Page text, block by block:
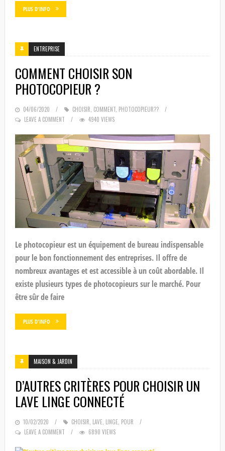
PLUS D'INFO
ENTREPRISE
COMMENT CHOISIR SON
PHOTOCOPIEUR ?
POSTED
ON
04/06/2020 CHOISIR COMMENT, PHOTOCOPIEUR??
LEAVE A COMMENT
4940 VIEWS
Le photocopieur est un équipement de bureau indispensable
pour le bon fonctionnement des entreprises. Il offre de
nombreux avantages et est accessible à un coût abordable. Il
existe plusieurs types de photocopieurs sur le marché. Pour
être sûr de faire
PLUS D'INFO
MAISON & JARDIN
D’AUTRES CRITÈRES POUR CHOISIR UN
LAVE LINGE CONNECTÉ
POSTED
ON
10/02/2020 CHOISIR LAVE LINGE POUR
LEAVE A COMMENT
6890 VIEWS